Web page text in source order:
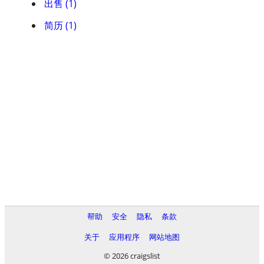
出售 (1)
简历 (1)
帮助 安全 隐私
条款
关于
应用程序
网站地图
© 2026 craigslist